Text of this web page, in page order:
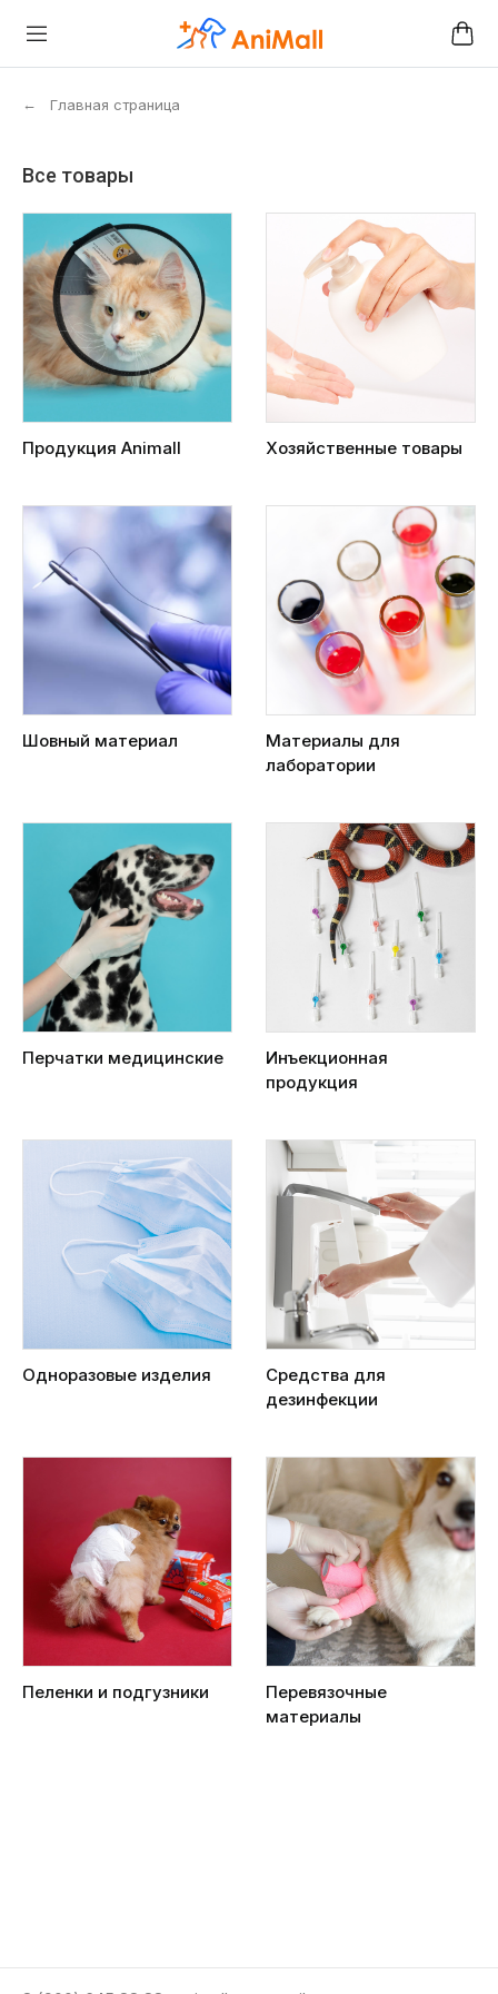
← Главная страница
Все товары
Продукция Animall Хозяйственные товары
Шовный материал
Материалы для
лаборатории
Перчатки медицинские
Инъекционная
продукция
Одноразовые изделия
Средства для
дезинфекции
Пеленки и подгузники
Перевязочные
материалы